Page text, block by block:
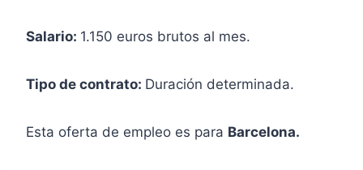
Salario: 1.150 euros brutos al mes.
Tipo de contrato: Duración determinada.
Esta oferta de empleo es para Barcelona.